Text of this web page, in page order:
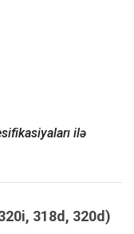
ilə
318d, 320d)